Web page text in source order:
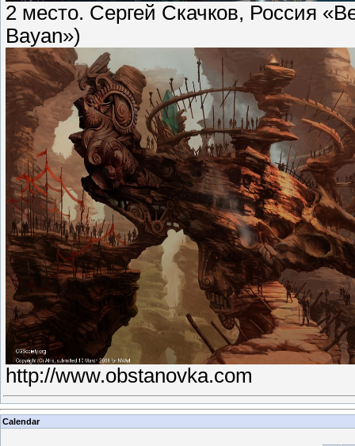
2 место. Сергей Скачков, Россия
Bayan»)
http://www.obstanovka.com
Calendar